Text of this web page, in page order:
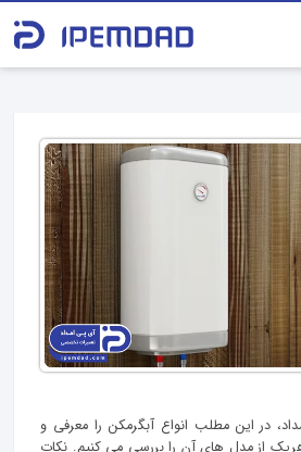
در این مطلب انواع آبگرمکن را معرفی و